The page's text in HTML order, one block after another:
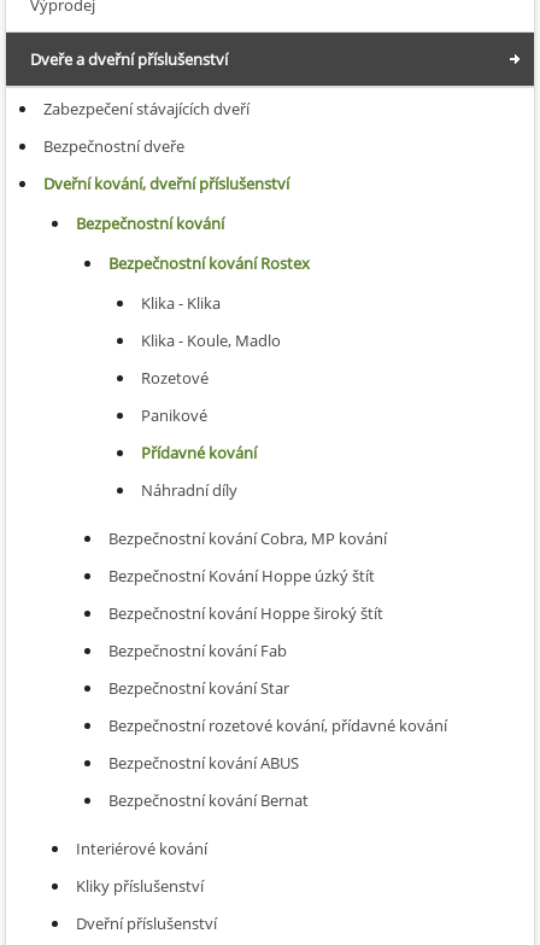
Výprodej
Dveře a dveřní příslušenství
Zabezpečení stávajících dveří
Bezpečnostní dveře
Dveřní kování, dveřní příslušenství
Bezpečnostní kování
Bezpečnostní kování Rostex
Klika - Klika
Klika - Koule, Madlo
Rozetové
Panikové
Přídavné kování
Náhradní díly
Bezpečnostní kování Cobra, MP kování
Bezpečnostní Kování Hoppe úzký štít
Bezpečnostní kování Hoppe široký štít
Bezpečnostní kování Fab
Bezpečnostní kování Star
Bezpečnostní rozetové kování, přídavné kování
Bezpečnostní kování ABUS
Bezpečnostní kování Bernat
Interiérové kování
Kliky příslušenství
Dveřní příslušenství